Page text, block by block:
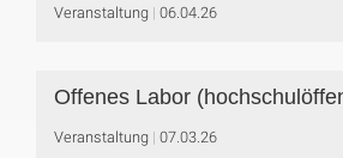
Veranstaltung 06.04.26
Offenes Labor
Veranstaltung 07.03.26